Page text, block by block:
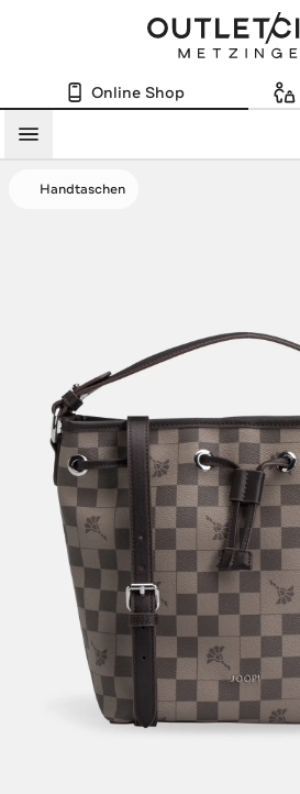
Online Shop
Menü
Handtaschen